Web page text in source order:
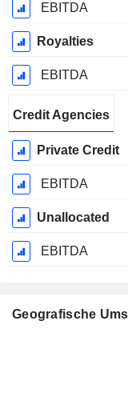
EBITDA
Royalties
EBITDA
Credit Agencies
Private Credit
EBITDA
Unallocated
EBITDA
Geografische